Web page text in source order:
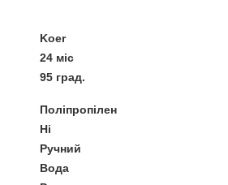
Koer
24 міс
95 град.
Поліпропілен
Ні
Ручний
Вода